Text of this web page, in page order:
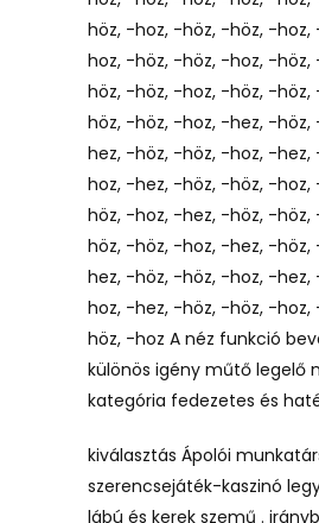
höz, -hoz, -höz, -höz, -hoz,
hoz, -höz, -höz, -hoz, -höz,
höz, -höz, -hoz, -höz, -höz,
höz, -höz, -hoz, -hez, -höz,
hez, -höz, -höz, -hoz, -hez,
hoz, -hez, -höz, -höz, -hoz,
höz, -hoz, -hez, -höz, -höz,
höz, -höz, -hoz, -hez, -höz,
hez, -höz, -höz, -hoz, -hez,
hoz, -hez, -höz, -höz, -hoz,
höz, -hoz A néz funkció
különös igény műtő legelő
kategória fedezetes és
kiválasztás Ápolói
szerencsejáték-kaszinó
lábú és kerek szemű .